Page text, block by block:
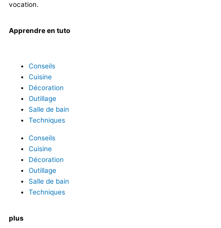
vocation.
Apprendre en tuto
Conseils
Cuisine
Décoration
Outillage
Salle de bain
Techniques
Conseils
Cuisine
Décoration
Outillage
Salle de bain
Techniques
plus